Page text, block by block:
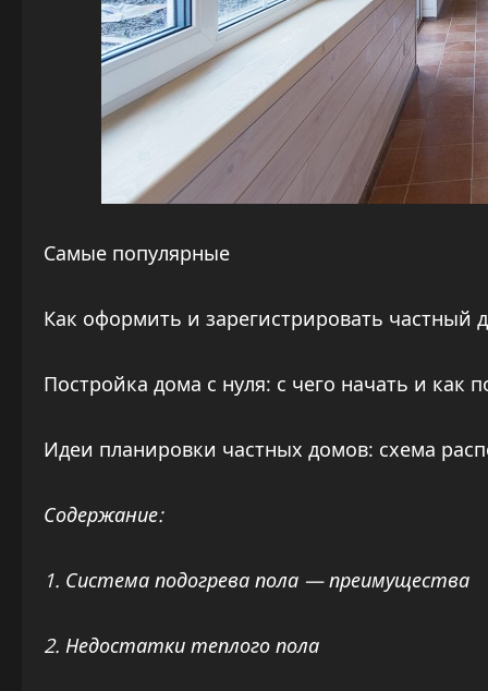
Самые популярные
Как оформить и зарегистрировать частный
Постройка дома с нуля: с чего начать и как
Идеи планировки частных домов: схема
Содержание:
1. Система подогрева пола — преимущества
2. Недостатки теплого пола